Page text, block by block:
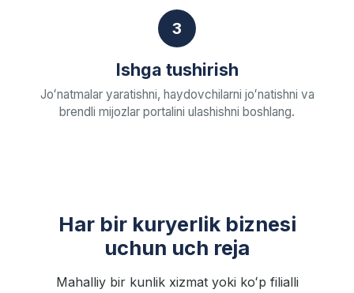
3
Ishga tushirish
Joʻnatmalar yaratishni, haydovchilarni joʻnatishni va
brendli mijozlar portalini ulashishni boshlang.
Har bir kuryerlik biznesi
uchun uch reja
Mahalliy bir kunlik xizmat yoki koʻp filialli